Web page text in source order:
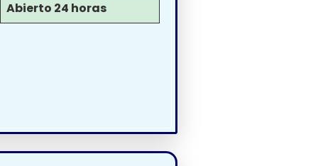
Abierto 24 horas